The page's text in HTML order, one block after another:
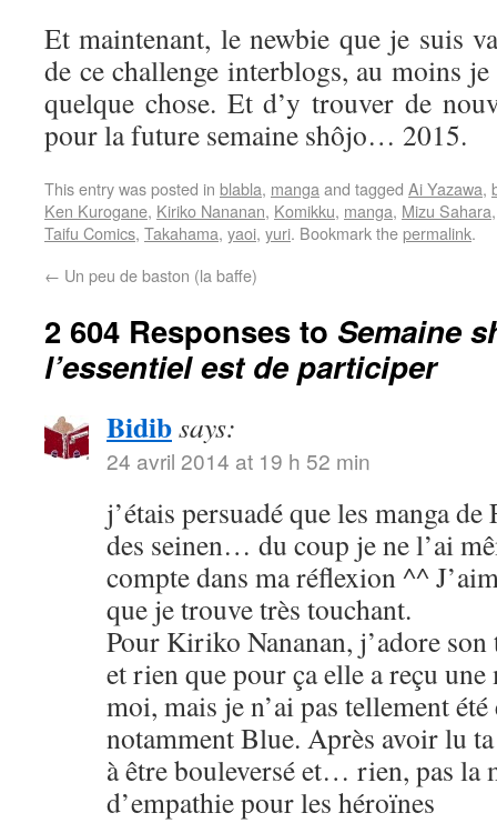
Et maintenant, le newbie que je suis
de ce challenge interblogs, au moins
quelque chose. Et d’y trouver de
pour la future semaine shôjo… 2015.
This entry was posted in blabla, mangaand tagged Ai Yazawa,
Ken Kurogane, Kiriko Nananan, Komikku, manga, Mizu Sahara
Taifu Comics, Takahama, yaoi, yuri. Bookmark thepermalink.
← Un peu de baston (la baffe)
2 604 Responses to Semaine
l’essentiel est de participer
Bidibsays:
24 avril 2014 at 19 h 52 min
j’étais persuadé que les manga
des seinen… du coup je ne l’ai
compte dans ma réflexion ^^
que je trouve très touchant.
Pour Kiriko Nananan, j’adore
et rien que pour ça elle a reçu
moi, mais je n’ai pas tellement
notamment Blue. Après avoir lu
à être bouleversé et… rien, pas la
d’empathie pour les héroïnes